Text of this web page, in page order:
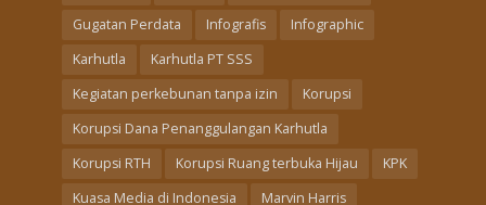
Gugatan Perdata
Infografis
Infographic
Karhutla
Karhutla PT SSS
Kegiatan perkebunan tanpa izin
Korupsi
Korupsi Dana Penanggulangan Karhutla
Korupsi RTH
Korupsi Ruang terbuka Hijau
KPK
Kuasa Media di Indonesia
Marvin Harris